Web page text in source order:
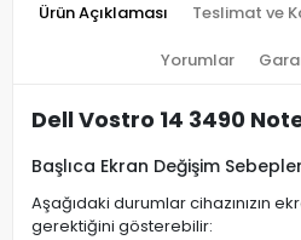
Ürün Açıklaması Teslimat ve
Yorumlar
Dell Vostro 14 3490
Başlıca Ekran Değişim
Aşağıdaki durumlar cihazınızın
gerektiğini gösterebilir: